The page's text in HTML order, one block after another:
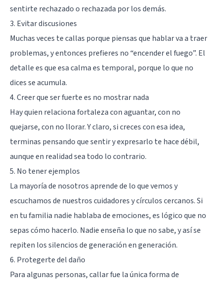
sentirte rechazado o rechazada por los demás.
3. Evitar discusiones
Muchas veces te callas porque piensas que hablar va a traer
problemas, y entonces prefieres no “encender el fuego”. El
detalle es que esa calma es temporal, porque lo que no
dices se acumula.
4. Creer que ser fuerte es no mostrar nada
Hay quien relaciona fortaleza con aguantar, con no
quejarse, con no llorar. Y claro, si creces con esa idea,
terminas pensando que sentir y expresarlo te hace débil,
aunque en realidad sea todo lo contrario.
5. No tener ejemplos
La mayoría de nosotros aprende de lo que vemos y
escuchamos de nuestros cuidadores y círculos cercanos. Si
en tu familia nadie hablaba de emociones, es lógico que no
sepas cómo hacerlo. Nadie enseña lo que no sabe, y así se
repiten los silencios de generación en generación.
6. Protegerte del daño
Para algunas personas, callar fue la única forma de